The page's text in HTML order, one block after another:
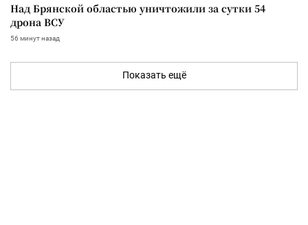
Над Брянской областью уничтожили за сутки 54
дрона ВСУ
56 минут назад
Показать ещё